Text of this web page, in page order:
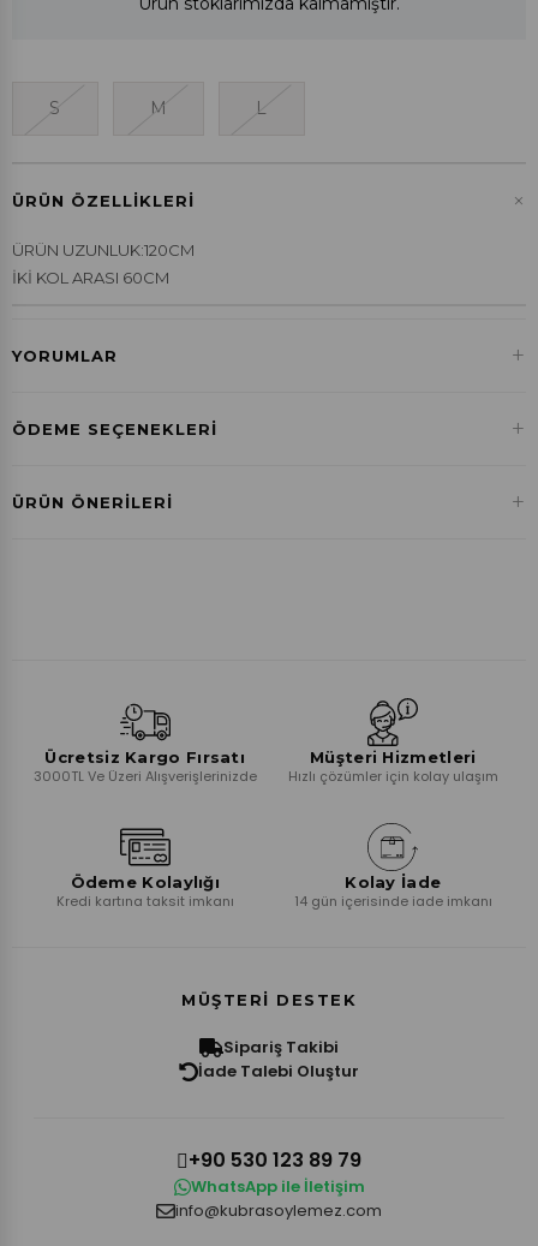
S M L
ÜRÜN ÖZELLIKLERI +
ÜRÜN UZUNLUK:120CM
İKİ KOL ARASI 60CM
YORUMLAR +
ÖDEME SEÇENEKLERI +
Havale ile Ödeme
ÜRÜN ÖNERILERI +
Ücretsiz Kargo Fırsatı
3000TL Ve Üzeri Alışverişlerinizde
Müşteri Hizmetleri
Hızlı çözümler için kolay ulaşım
Ödeme Kolaylığı
Kredi kartına taksit imkanı
Kolay İade
14 gün içerisinde iade imkanı
MÜŞTERI DESTEK
Sipariş Takibi
İade Talebi Oluştur
+90 530 123 89 79
WhatsApp ile İletişim
info@kubrasoylemez.com